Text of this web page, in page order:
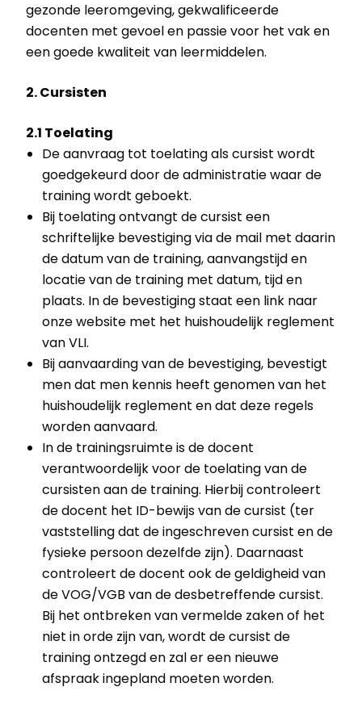
gezonde leeromgeving, gekwalificeerde
docenten met gevoel en passie voor het vak en
een goede kwaliteit van leermiddelen.
2. Cursisten
2.1 Toelating
De aanvraag tot toelating als cursist wordt
goedgekeurd door de administratie waar de
training wordt geboekt.
Bij toelating ontvangt de cursist een
schriftelijke bevestiging via de mail met daarin
de datum van de training, aanvangstijd en
locatie van de training met datum, tijd en
plaats. In de bevestiging staat een link naar
onze website met het huishoudelijk reglement
van VLI.
Bij aanvaarding van de bevestiging, bevestigt
men dat men kennis heeft genomen van het
huishoudelijk reglement en dat deze regels
worden aanvaard.
In de trainingsruimte is de docent
verantwoordelijk voor de toelating van de
cursisten aan de training. Hierbij controleert
de docent het ID-bewijs van de cursist (ter
vaststelling dat de ingeschreven cursist en de
fysieke persoon dezelfde zijn). Daarnaast
controleert de docent ook de geldigheid van
de VOG/VGB van de desbetreffende cursist.
Bij het ontbreken van vermelde zaken of het
niet in orde zijn van, wordt de cursist de
training ontzegd en zal er een nieuwe
afspraak ingepland moeten worden.